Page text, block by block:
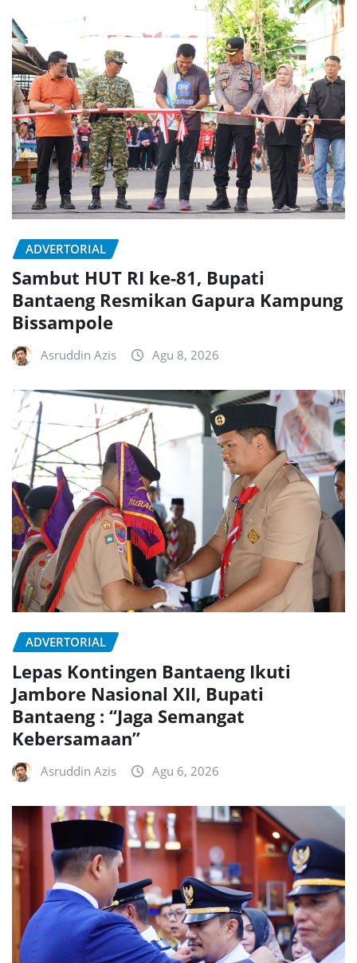
ADVERTORIAL
Sambut HUT RI ke-81, Bupati
Bantaeng Resmikan Gapura Kampung
Bissampole
Asruddin Azis Agu 8, 2026
ADVERTORIAL
Lepas Kontingen Bantaeng Ikuti
Jambore Nasional XII, Bupati
Bantaeng : “Jaga Semangat
Kebersamaan”
Asruddin Azis Agu 6, 2026